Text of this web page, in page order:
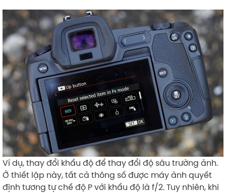
Ví dụ, thay đổi khẩu độ để thay đổi độ sâu trường ảnh.
Ở thiết lập này, tất cả thông số được máy ảnh quyết
định tương tự chế độ P với khẩu độ là f/2. Tuy nhiên, khi